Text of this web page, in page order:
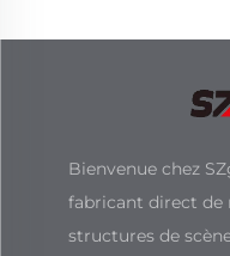
Bienvenue chez
fabricant direct de
structures de